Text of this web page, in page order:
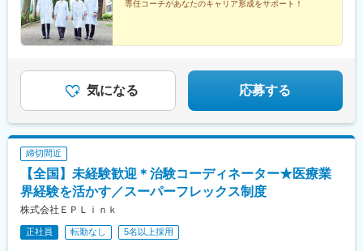
神奈川、千葉甲信越エリア…山梨、長野、新潟、東京東海エリ
ア…静岡、愛知、岐阜、三重北陸エリア…富山、石川、福井関西
エリア…滋賀、京都、大阪、兵庫、奈良、和歌山中四国エリア…
宮・花時計前駅、西神中央駅、明石駅、加古川駅、岡山駅前駅、
倉敷駅、福山駅、八丁堀駅(広島県)、徳山駅、徳島駅、新居浜駅、
小倉駅(福岡県)、天神駅、大分駅、熊本城・市役所前駅、宮崎駅、
葉駅、東大前駅、立川駅、京急川崎駅、日吉町駅、新浜松駅、新
豊田駅、近鉄名古屋駅、電気ビル前駅、足羽山公園口駅、近鉄四
日市駅、四条駅(京都市営)、千里中央駅(北大阪急行)、西梅田駅、
旧居留地・大丸前駅、山陽明石駅、田町駅(岡山県)、胡町駅、眉山
ロープウェイ山麓駅、平和通駅、西鉄福岡駅、花畑町駅、高見橋
駅、二重橋前駅、大通駅、仙台駅、千葉中央駅、立川南駅、桜木
町駅、新静岡駅、浜松駅、名鉄名古屋駅、電鉄富山駅・エスタ前
駅、仁愛女子高校駅、四日市駅、京都河原町駅、大阪梅田駅(阪神
線)、貿易センター駅、西新町駅、新西大寺町筋駅、立町駅、天神
南駅、通町筋駅、鹿児島中央駅
専任コーチがあなたのキャリア形成をサポート！
気になる 応募する
締切間近
【全国】未経験歓迎＊治験コーディネーター★医療業
界経験を活かす／スーパーフレックス制度
株式会社ＥＰＬｉｎｋ
正社員 転勤なし 5名以上採用